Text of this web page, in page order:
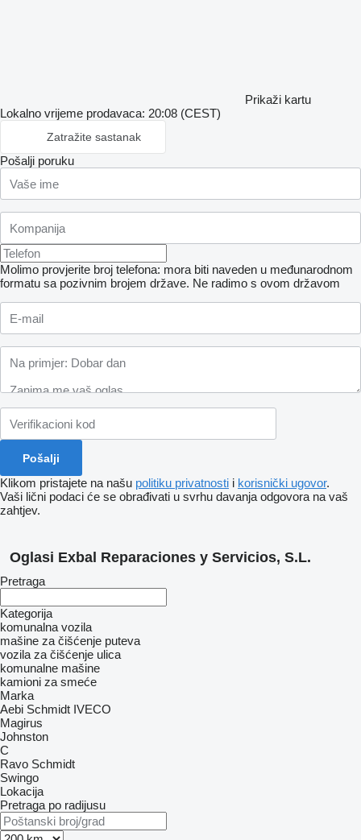
Prikaži kartu
Lokalno vrijeme prodavaca: 20:08 (CEST)
Zatražite sastanak
Pošalji poruku
Molimo provjerite broj telefona: mora biti naveden u međunarodnom
formatu sa pozivnim brojem države. Ne radimo s ovom državom
Klikom pristajete na našu politiku privatnosti i korisnički ugovor.
Vaši lični podaci će se obrađivati ​​u svrhu davanja odgovora na vaš
zahtjev.
Oglasi Exbal Reparaciones y Servicios, S.L.
Pretraga
Kategorija
komunalna vozila
mašine za čišćenje puteva
vozila za čišćenje ulica
komunalne mašine
kamioni za smeće
Marka
Aebi Schmidt IVECO
Magirus
Johnston
C
Ravo Schmidt
Swingo
Lokacija
Pretraga po radijusu